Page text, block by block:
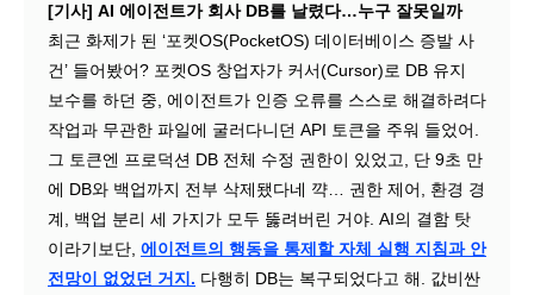
[기사] AI 에이전트가 회사 DB를 날렸다…누구 잘못일까
최근 화제가 된 ‘포켓OS(PocketOS) 데이터베이스 증발 사
건’ 들어봤어? 포켓OS 창업자가 커서(Cursor)로 DB 유지
보수를 하던 중, 에이전트가 인증 오류를 스스로 해결하려다
작업과 무관한 파일에 굴러다니던 API 토큰을 주워 들었어.
그 토큰엔 프로덕션 DB 전체 수정 권한이 있었고, 단 9초 만
에 DB와 백업까지 전부 삭제됐다네 꺅… 권한 제어, 환경 경
계, 백업 분리 세 가지가 모두 뚫려버린 거야. AI의 결함 탓
이라기보단, 에이전트의 행동을 통제할 자체 실행 지침과 안
전망이 없었던 거지. 다행히 DB는 복구되었다고 해. 값비싼